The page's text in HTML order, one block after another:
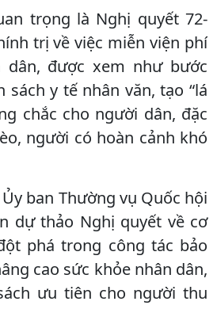
trọng là Nghị quyết 72-
trị về việc miễn viện phí
dân, được xem như bước
y tế nhân văn, tạo “lá
chắc cho người dân, đặc
người có hoàn cảnh khó
ban Thường vụ Quốc hội
dự thảo Nghị quyết về cơ
phá trong công tác bảo
cao sức khỏe nhân dân,
ưu tiên cho người thu